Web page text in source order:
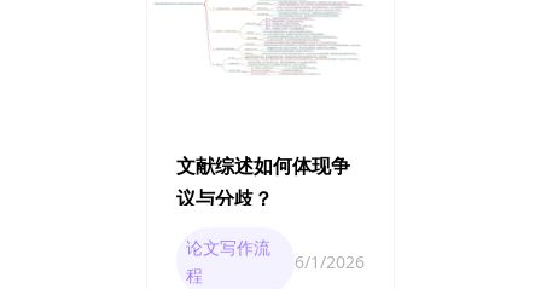
文献综述如何体现争
议与分歧？
论文写作流
程
6/1/2026